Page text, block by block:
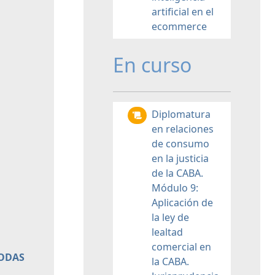
artificial en el
ecommerce
En curso
Diplomatura
en relaciones
de consumo
en la justicia
de la CABA.
Módulo 9:
Aplicación de
la ley de
lealtad
comercial en
la CABA.